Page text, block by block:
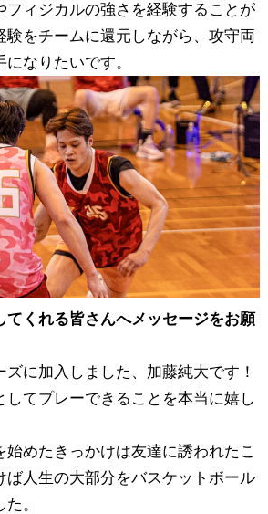
フィジカルの強さを経験することが
験をチームに還元しながら、攻守両
なりたいです。
くれる皆さんへメッセージをお願
ズに加入しました、加藤純大です！
してプレーできることを本当に嬉し
始めたきっかけは友達に誘われたこ
ば人生の大部分をバスケットボール
。